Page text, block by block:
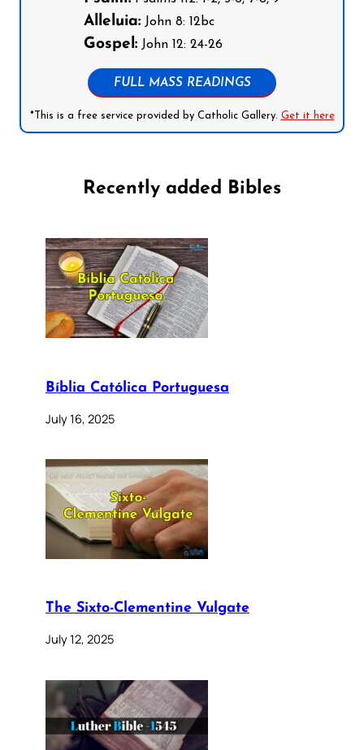
Alleluia: John 8: 12bc
Gospel: John 12: 24-26
FULL MASS READINGS
*This is a free service provided by Catholic Gallery. Get it here
Recently added Bibles
Bíblia Católica Portuguesa
July 16, 2025
The Sixto-Clementine Vulgate
July 12, 2025